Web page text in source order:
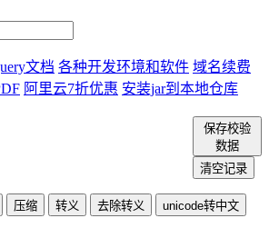
文档 各种开发环境和软件 域名续费
阿里云7折优惠 安装jar到本地仓库
保存校验
数据
清空记录